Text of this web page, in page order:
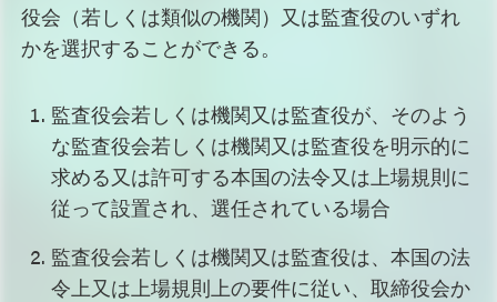
役会（若しくは類似の機関）又は監査役のいずれ
かを選択することができる。
監査役会若しくは機関又は監査役が、そのよう
な監査役会若しくは機関又は監査役を明示的に
求める又は許可する本国の法令又は上場規則に
従って設置され、選任されている場合
監査役会若しくは機関又は監査役は、本国の法
令上又は上場規則上の要件に従い、取締役会か